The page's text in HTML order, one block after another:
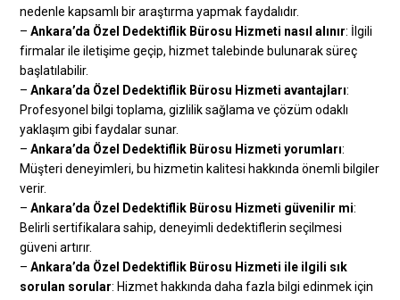
nedenle kapsamlı bir araştırma yapmak faydalıdır.
–Ankara’da Özel Dedektiflik Bürosu Hizmeti nasıl alınır: İlgili
firmalar ile iletişime geçip, hizmet talebinde bulunarak süreç
başlatılabilir.
–Ankara’da Özel Dedektiflik Bürosu Hizmeti avantajları:
Profesyonel bilgi toplama, gizlilik sağlama ve çözüm odaklı
yaklaşım gibi faydalar sunar.
–Ankara’da Özel Dedektiflik Bürosu Hizmeti yorumları:
Müşteri deneyimleri, bu hizmetin kalitesi hakkında önemli bilgiler
verir.
–Ankara’da Özel Dedektiflik Bürosu Hizmeti güvenilir mi:
Belirli sertifikalara sahip, deneyimli dedektiflerin seçilmesi
güveni artırır.
–Ankara’da Özel Dedektiflik Bürosu Hizmeti ile ilgili sık
sorulan sorular: Hizmet hakkında daha fazla bilgi edinmek için